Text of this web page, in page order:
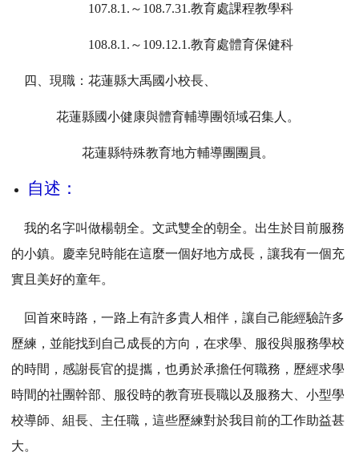
107.8.1. ～108.7.31.教育處課程教學科
108.8.1. ～109.12.1.教育處體育保健科
四、現職：花蓮縣大禹國小校長、
花蓮縣國小健康與體育輔導團領域召集人。
花蓮縣特殊教育地方輔導團團員。
自述：
我的名字叫做楊朝全。文武雙全的朝全。出生於目前服務
的小鎮。慶幸兒時能在這麼一個好地方成長，讓我有一個充
實且美好的童年。
回首來時路，一路上有許多貴人相伴，讓自己能經驗許多
歷練，並能找到自己成長的方向，在求學、服役與服務學校
的時間，感謝長官的提攜，也勇於承擔任何職務，歷經求學
時間的社團幹部、服役時的教育班長職以及服務大、小型學
校導師、組長、主任職，這些歷練對於我目前的工作助益甚
大。